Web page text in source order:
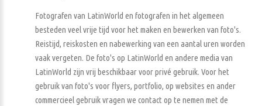
Fotografen van LatinWorld en fotografen in het algemeen
besteden veel vrije tijd voor het maken en bewerken van foto's.
Reistijd, reiskosten en nabewerking van een aantal uren worden
vaak vergeten. De foto's op LatinWorld en andere media van
LatinWorld zijn vrij beschikbaar voor privé gebruik. Voor het
gebruik van foto's voor flyers, portfolio, op websites en ander
commercieel gebruik vragen we contact op te nemen met de